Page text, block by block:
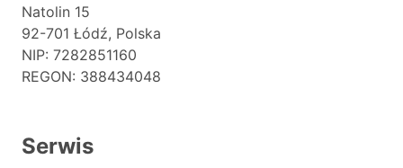
Natolin 15
92-701 Łódź, Polska
NIP: 7282851160
REGON: 388434048
Serwis